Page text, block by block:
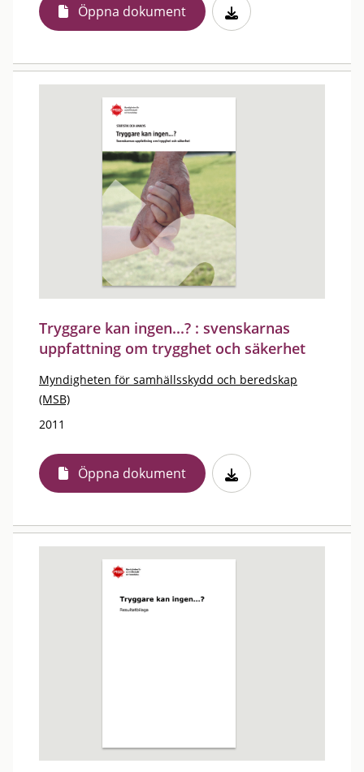
Öppna dokument
Tryggare kan ingen...? : svenskarnas
uppfattning om trygghet och säkerhet
Myndigheten för samhällsskydd och beredskap
(MSB)
2011
Öppna dokument